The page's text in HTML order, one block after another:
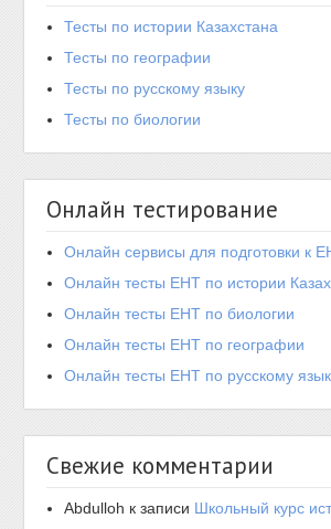
Тесты по истории Казахстана
Тесты по географии
Тесты по русскому языку
Тесты по биологии
Онлайн тестирование
Онлайн сервисы для подготовки к
Онлайн тесты ЕНТ по истории
Онлайн тесты ЕНТ по биологии
Онлайн тесты ЕНТ по географии
Онлайн тесты ЕНТ по русскому
Свежие комментарии
Abdulloh к записи Школьный курс